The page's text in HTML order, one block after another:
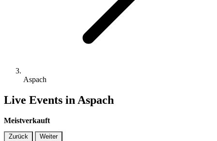
Aspach
Live Events in Aspach
Meistverkauft
Zurück Weiter